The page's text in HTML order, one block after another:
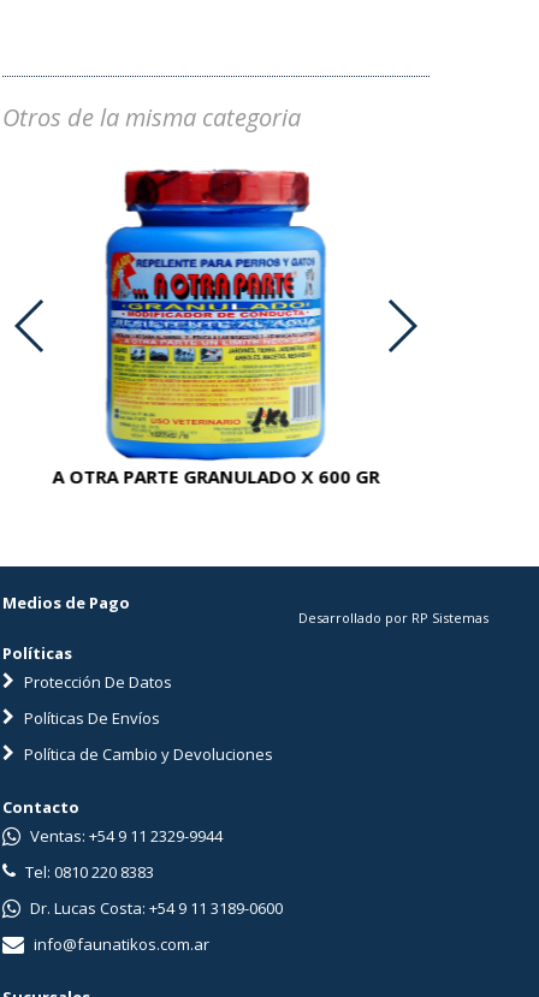
Otros de la misma categoria
A OTRA PARTE GRANULADO X 600 GR
Medios de Pago
Políticas
Protección De Datos
Políticas De Envíos
Política de Cambio y Devoluciones
Desarrollado por RP Sistemas
Contacto
Ventas: +54 9 11 2329-9944
Tel: 0810 220 8383
Dr. Lucas Costa: +54 9 11 3189-0600
info@faunatikos.com.ar